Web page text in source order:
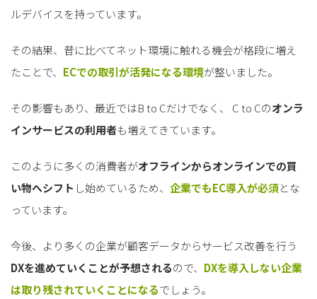
ルデバイスを持っています。
その結果、昔に比べてネット環境に触れる機会が格段に増え
たことで、 ECでの取引が活発になる環境が整いました。
その影響もあり、最近ではB to Cだけでなく、 C to Cのオンラ
インサービスの利用者も増えてきています。
このように多くの消費者がオフラインからオンラインでの買
い物へシフト し始めているため、 企業でもEC導入が必須とな
っています。
今後、より多くの企業が顧客データからサービス改善を行う
DXを進めていくことが予想されるので、 DXを導入しない企業
は取り残されていくことになるでしょう。